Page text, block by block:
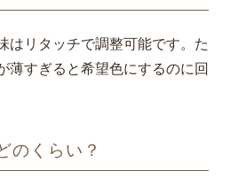
はリタッチで調整可能です。た
薄すぎると希望色にするのに回
のくらい？